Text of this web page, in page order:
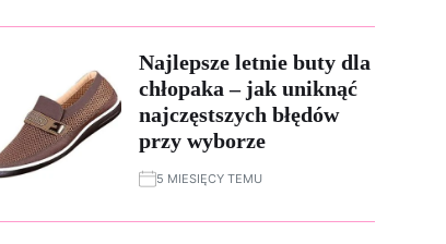
Najlepsze letnie buty dla
chłopaka – jak uniknąć
najczęstszych błędów
przy wyborze
5 MIESIĘCY TEMU